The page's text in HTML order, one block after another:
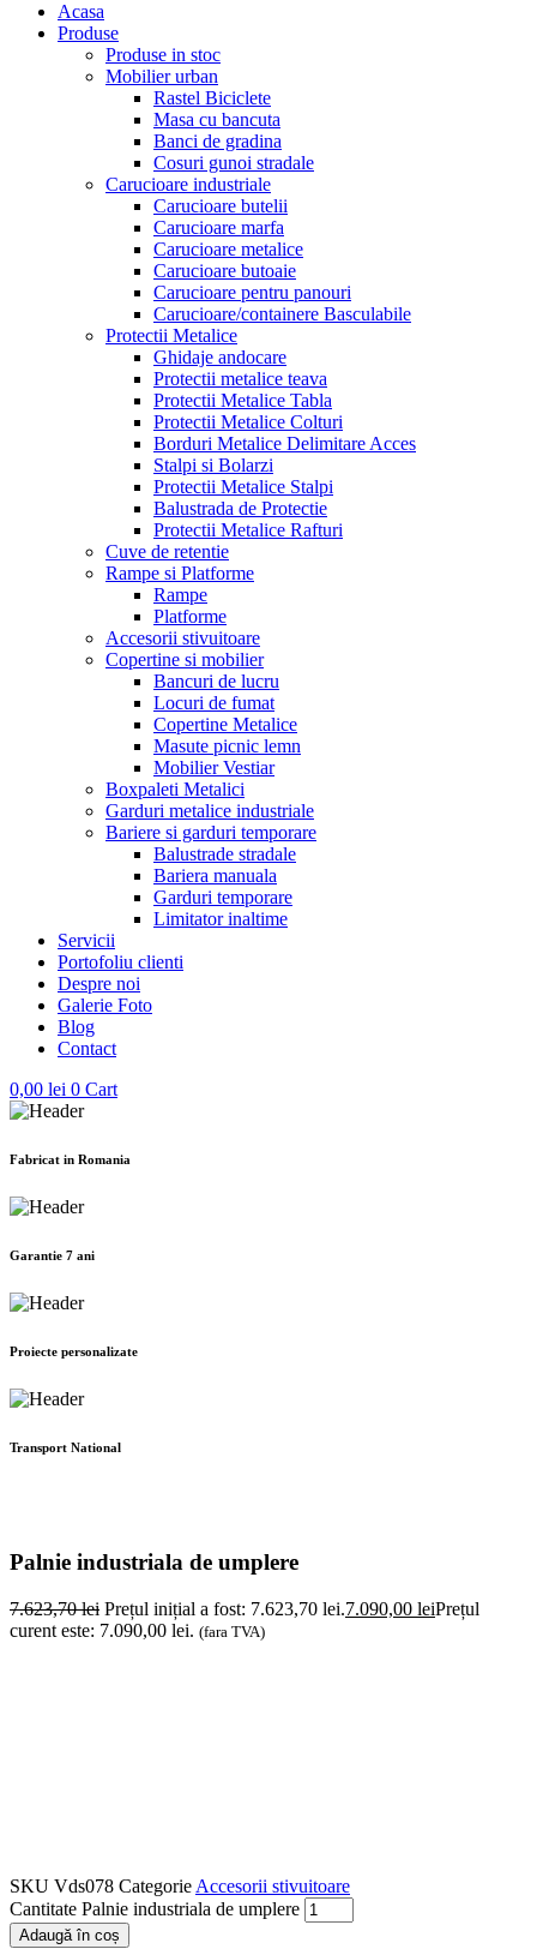
Acasa
Produse
Produse in stoc
Mobilier urban
Rastel Biciclete
Masa cu bancuta
Banci de gradina
Cosuri gunoi stradale
Carucioare industriale
Carucioare butelii
Carucioare marfa
Carucioare metalice
Carucioare butoaie
Carucioare pentru panouri
Carucioare/containere Basculabile
Protectii Metalice
Ghidaje andocare
Protectii metalice teava
Protectii Metalice Tabla
Protectii Metalice Colturi
Borduri Metalice Delimitare Acces
Stalpi si Bolarzi
Protectii Metalice Stalpi
Balustrada de Protectie
Protectii Metalice Rafturi
Cuve de retentie
Rampe si Platforme
Rampe
Platforme
Accesorii stivuitoare
Copertine si mobilier
Bancuri de lucru
Locuri de fumat
Copertine Metalice
Masute picnic lemn
Mobilier Vestiar
Boxpaleti Metalici
Garduri metalice industriale
Bariere si garduri temporare
Balustrade stradale
Bariera manuala
Garduri temporare
Limitator inaltime
Servicii
Portofoliu clienti
Despre noi
Galerie Foto
Blog
Contact
0,00 lei 0 Cart
Fabricat in Romania
Garantie 7 ani
Proiecte personalizate
Transport National
Palnie industriala de umplere
7.623,70lei Prețul inițial a fost: 7.623,70 lei.7.090,00 leiPrețul
curent este: 7.090,00 lei. (fara TVA)
SKU Vds078 Categorie Accesorii stivuitoare
Cantitate Palnie industriala de umplere
Adaugă în coș